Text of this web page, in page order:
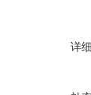
详